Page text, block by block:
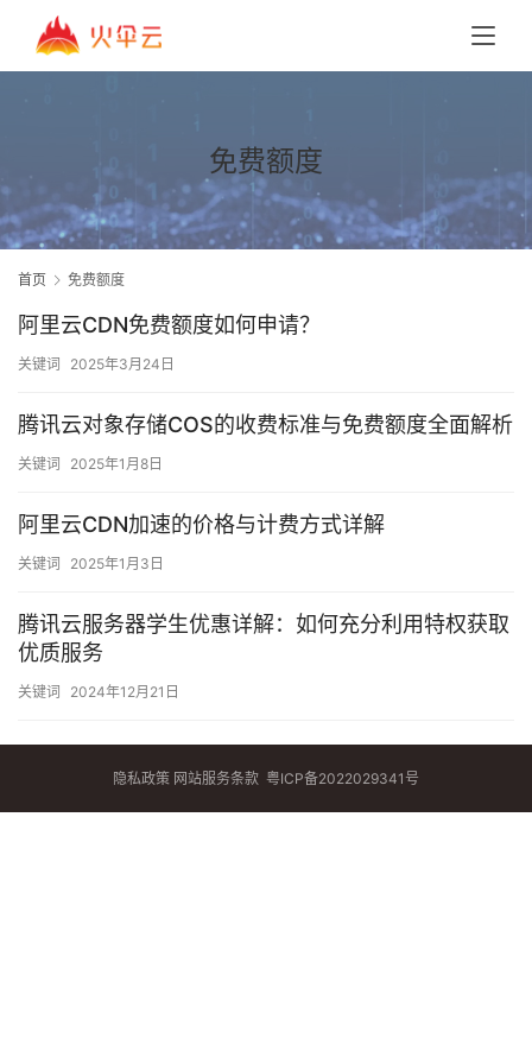
免费额度
首页 免费额度
阿里云CDN免费额度如何申请？
关键词 2025年3月24日
腾讯云对象存储COS的收费标准与免费额度全面解析
关键词 2025年1月8日
阿里云CDN加速的价格与计费方式详解
关键词 2025年1月3日
腾讯云服务器学生优惠详解：如何充分利用特权获取
优质服务
关键词 2024年12月21日
隐私政策 网站服务条款 粤ICP备2022029341号